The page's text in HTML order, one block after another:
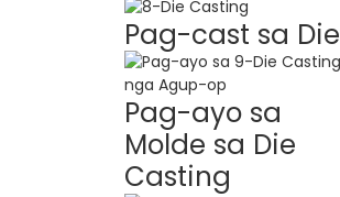
Pag-cast sa Die
Pag-ayo sa
Molde sa Die
Casting